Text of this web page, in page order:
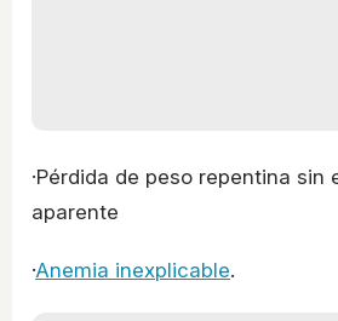
·Pérdida de peso repentina sin
aparente
·Anemia inexplicable.